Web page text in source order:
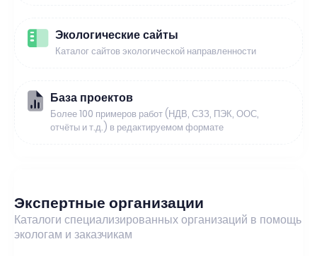
Экологические сайты
Каталог сайтов экологической направленности
База проектов
Более 100 примеров работ (НДВ, СЗЗ, ПЭК, ООС,
отчёты и т.д.) в редактируемом формате
Экспертные организации
Каталоги специализированных организаций в помощь
экологам и заказчикам